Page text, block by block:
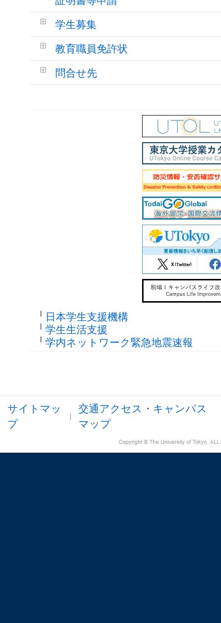
学生募集
教育職員免許状
問合せ先
日本学生支援機構
学生生活支援
学内ネットワーク緊急地震速報
サイトマッ
プ
交通アクセス・キャンパス
マップ